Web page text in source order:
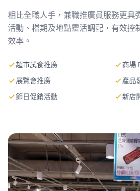
相比全職人手，兼職推廣員服務更具
活動、檔期及地點靈活調配，有效控
效率。
超市試食推廣
商場
展覽會推廣
產品
節日促銷活動
新店